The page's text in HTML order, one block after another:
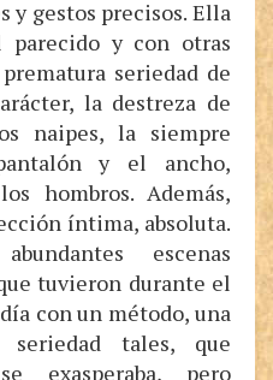
y gestos precisos. Ella
parecido y con otras
seriedad de
la destreza de
naipes, la siempre
y el ancho,
hombros. Además,
íntima, absoluta.
escenas
tuvieron durante el
con un método, una
tales, que
exasperaba, pero